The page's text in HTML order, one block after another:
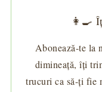
👩‍🍳
Abonează-te la
dimineață, îți
trucuri ca să-ți fie